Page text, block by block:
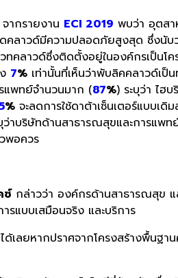
จากรายงาน ECI 2019 พบว่า อุตสา
ดคลาวด์มีความปลอดภัยสูงสุด ซึ่งนับ
คลาวด์ซึ่งติดตั้งอยู่ในองค์กรเป็น
7% เท่านั้นที่เห็นว่าพับลิคคลาวด์เ
แพทย์จำนวนมาก (87%) ระบุว่า ไฮ
% จะลดการใช้ดาต้าเซ็นเตอร์แบบเ
บริษัทด้านสาธารณสุขและการแพ
พอควร
ซ์กล่าวว่า องค์กรด้านสาธารณสุข แ
รแบบเสมือนจริง และบริการ
ลยหากปราศจากโครงสร้างพื้นฐ